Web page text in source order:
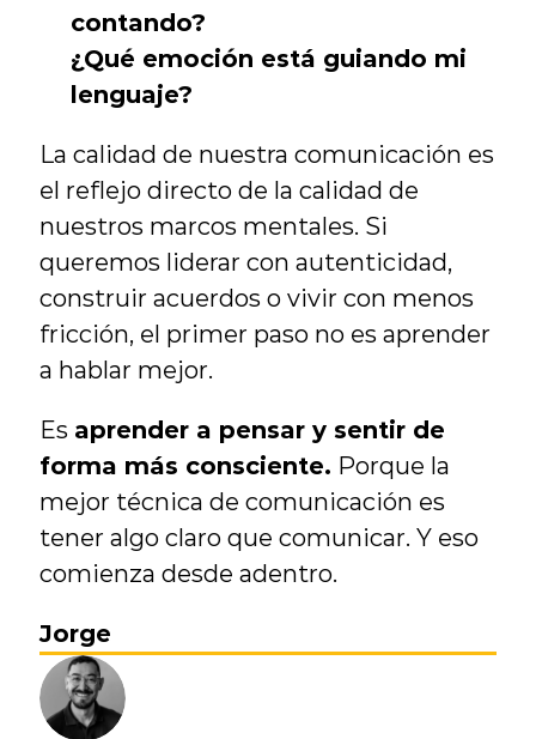
contando?
¿Qué emoción está guiando mi
lenguaje?
La calidad de nuestra comunicación es
el reflejo directo de la calidad de
nuestros marcos mentales. Si
queremos liderar con autenticidad,
construir acuerdos o vivir con menos
fricción, el primer paso no es aprender
a hablar mejor.
Es aprender a pensar y sentir de
forma más consciente. Porque la
mejor técnica de comunicación es
tener algo claro que comunicar. Y eso
comienza desde adentro.
Jorge